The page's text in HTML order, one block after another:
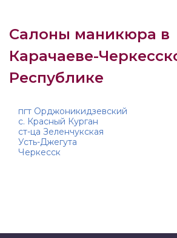
Салоны маникюра в
Карачаеве-
Республике
пгт Орджоникидзевский
с. Красный Курган
ст-ца Зеленчукская
Усть-Джегута
Черкесск